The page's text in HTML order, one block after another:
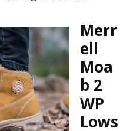
Merr
ell
Moa
b 2
WP
Lows